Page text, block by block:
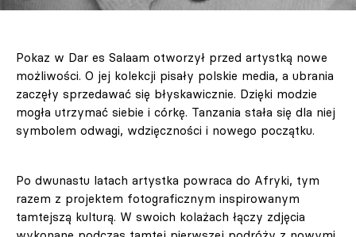
Pokaz w Dar es Salaam otworzył przed artystką nowe
możliwości. O jej kolekcji pisały polskie media, a ubrania
zaczęły sprzedawać się błyskawicznie. Dzięki modzie
mogła utrzymać siebie i córkę. Tanzania stała się dla niej
symbolem odwagi, wdzięczności i nowego początku.
Po dwunastu latach artystka powraca do Afryki, tym
razem z projektem fotograficznym inspirowanym
tamtejszą kulturą. W swoich kolażach łączy zdjęcia